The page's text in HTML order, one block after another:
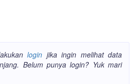
login jika ingin melihat data
Belum punya login? Yuk mari